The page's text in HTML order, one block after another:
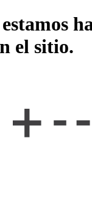
el sitio.